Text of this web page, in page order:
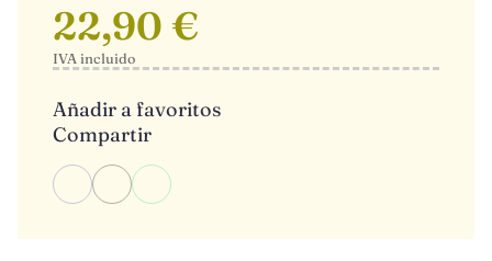
22,90 €
IVA incluido
Añadir a favoritos
Compartir